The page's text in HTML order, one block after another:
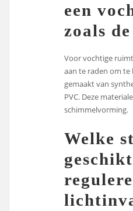
een
zoals
Voor vochtige
aan te raden om
gemaakt van
PVC. Deze
schimmelvorming.
Welke